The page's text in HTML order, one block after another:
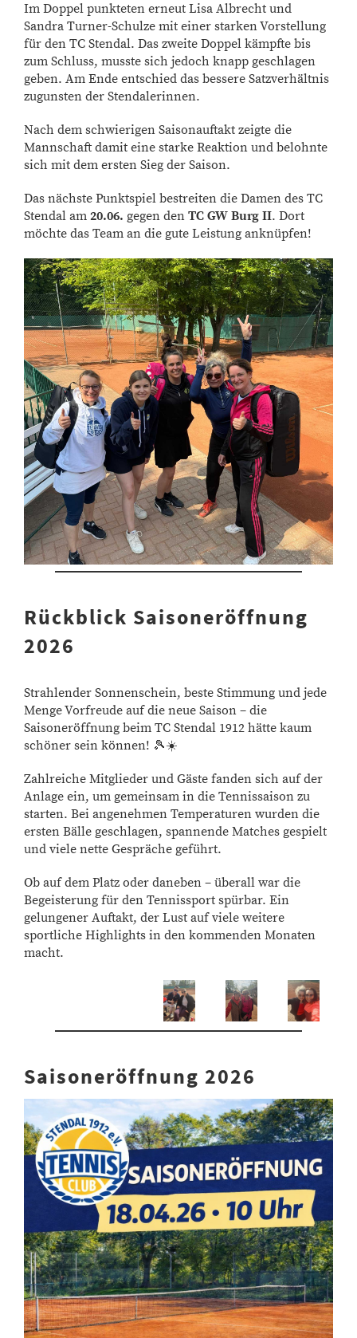
Im Doppel punkteten erneut Lisa Albrecht und
Sandra Turner-Schulze mit einer starken Vorstellung
für den TC Stendal. Das zweite Doppel kämpfte bis
zum Schluss, musste sich jedoch knapp geschlagen
geben. Am Ende entschied das bessere Satzverhältnis
zugunsten der Stendalerinnen.
Nach dem schwierigen Saisonauftakt zeigte die
Mannschaft damit eine starke Reaktion und belohnte
sich mit dem ersten Sieg der Saison.
Das nächste Punktspiel bestreiten die Damen des TC
Stendal am 20.06. gegen den TC GW Burg II. Dort
möchte das Team an die gute Leistung anknüpfen!
Rückblick Saisoneröffnung
2026
Strahlender Sonnenschein, beste Stimmung und jede
Menge Vorfreude auf die neue Saison – die
Saisoneröffnung beim TC Stendal 1912 hätte kaum
schöner sein können! 🎾☀️
Zahlreiche Mitglieder und Gäste fanden sich auf der
Anlage ein, um gemeinsam in die Tennissaison zu
starten. Bei angenehmen Temperaturen wurden die
ersten Bälle geschlagen, spannende Matches gespielt
und viele nette Gespräche geführt.
Ob auf dem Platz oder daneben – überall war die
Begeisterung für den Tennissport spürbar. Ein
gelungener Auftakt, der Lust auf viele weitere
sportliche Highlights in den kommenden Monaten
macht.
Saisoneröffnung 2026